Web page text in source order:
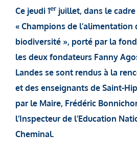
Ce jeudi 1er juillet, dans le
« Champions de l’alimentation
biodiversité », porté par la
les deux fondateurs Fanny
Landes se sont rendus à la
et des enseignants de Saint-
par le Maire, Frédéric
l’Inspecteur de l’Education
Cheminal.